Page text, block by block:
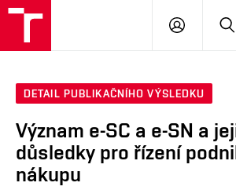
PŘIHLÁSIT
DETAIL PUBLIKAČNÍHO VÝSLEDKU
Význam e-SC a e-SN a
důsledky pro řízení
nákupu